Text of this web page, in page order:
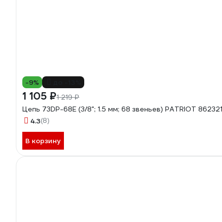
-9%
1 105 ₽1 219 ₽
Цепь 73DP-68E (3/8"; 1.5 мм; 68 звеньев) PATRIOT
4.3(8)
В корзину